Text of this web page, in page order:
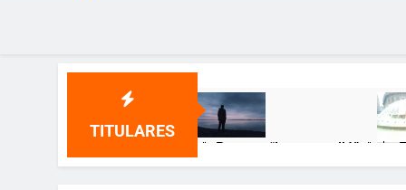
TITULARES
🌹 Poema: “Lo que callé” 🌹
12 Meses Atrás
🎂
12